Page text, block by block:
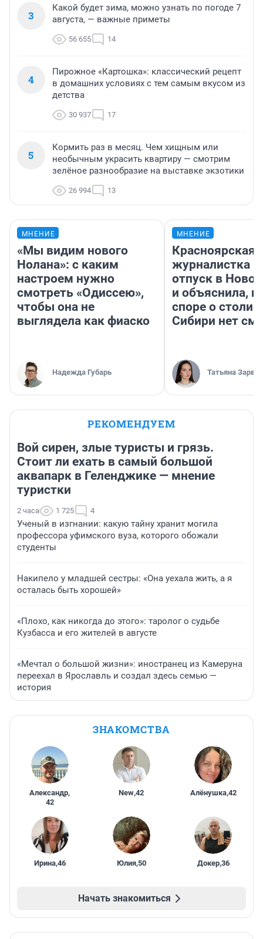
3
Какой будет зима, можно узнать по погоде 7
августа, — важные приметы
56 655 14
4
Пирожное «Картошка»: классический рецепт
в домашних условиях с тем самым вкусом из
детства
30 937 17
5
Кормить раз в месяц. Чем хищным или
необычным украсить квартиру — смотрим
зелёное разнообразие на выставке экзотики
26 994 13
МНЕНИЕ
«Мы видим нового
Нолана»: с каким
настроем нужно
смотреть «Одиссею»,
чтобы она не
выглядела как фиаско
Надежда Губарь
МНЕНИЕ
Красноярская
журналистка
отпуск в
и объяснила,
споре о
Сибири нет
Татьяна Зарва
РЕКОМЕНДУЕМ
Вой сирен, злые туристы и грязь.
Стоит ли ехать в самый большой
аквапарк в Геленджике — мнение
туристки
2 часа 1 725 4
Ученый в изгнании: какую тайну хранит могила
профессора уфимского вуза, которого обожали
студенты
Накипело у младшей сестры: «Она уехала жить, а я
осталась быть хорошей»
«Плохо, как никогда до этого»: таролог о судьбе
Кузбасса и его жителей в августе
«Мечтал о большой жизни»: иностранец из Камеруна
переехал в Ярославль и создал здесь семью —
история
ЗНАКОМСТВА
Александр,
42
New,42 Алёнушка,42
Ирина,46 Юлия,50 Докер,36
Начать знакомиться